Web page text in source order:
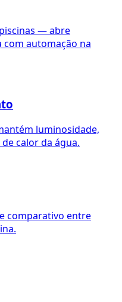
— abre
com automação na
luminosidade,
calor da água.
comparativo entre